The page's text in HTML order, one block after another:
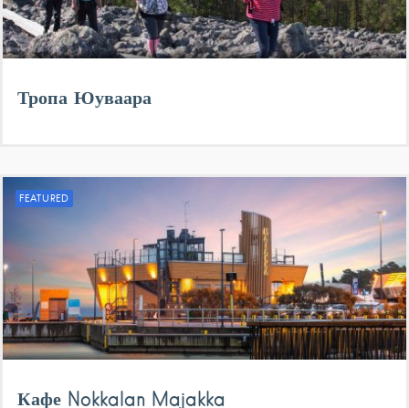
Тропа Юуваара
FEATURED
Кафе Nokkalan Majakka